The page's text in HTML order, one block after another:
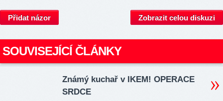
Přidat názor Zobrazit celou diskuzi
SOUVISEJÍCÍ ČLÁNKY
Známý kuchař v IKEM! OPERACE
SRDCE